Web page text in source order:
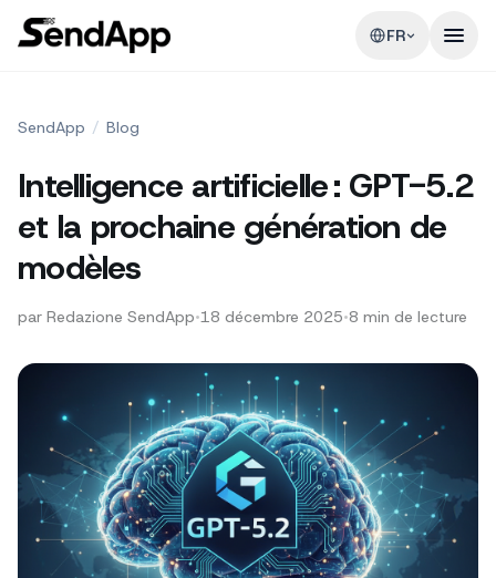
FR
SendApp / Blog
Intelligence artificielle : GPT-5.2
et la prochaine génération de
modèles
par Redazione SendApp•18 décembre 2025•8 min de lecture